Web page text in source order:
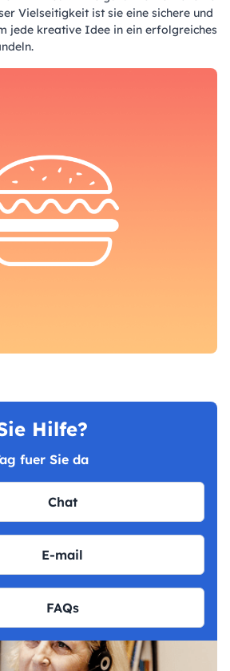
Vielseitigkeit ist sie eine sichere und
jede kreative Idee in ein erfolgreiches
Hilfe?
fuer Sie da
Chat
E-mail
FAQs